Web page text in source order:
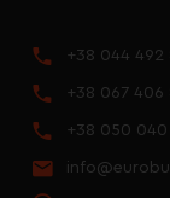
+38 044 492
+38 067 406
+38 050 040